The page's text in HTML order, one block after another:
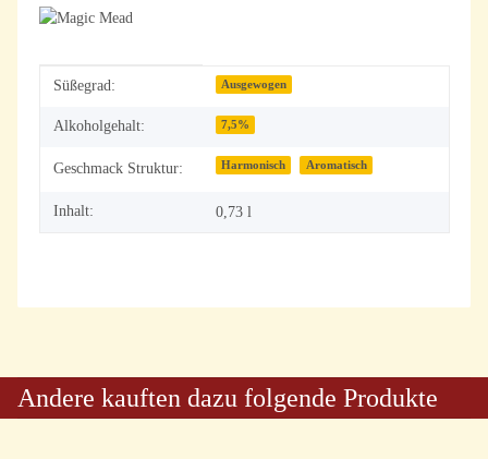
Produkteigenschaft
Wert
Süßegrad: Ausgewogen
Alkoholgehalt: 7,5%
Geschmack Struktur: Harmonisch Aromatisch
Inhalt: 0,73 l
Andere kauften dazu folgende Produkte